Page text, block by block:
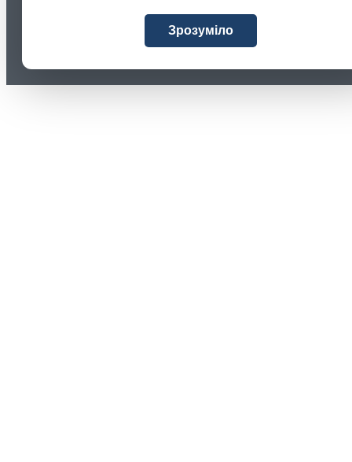
Зрозуміло